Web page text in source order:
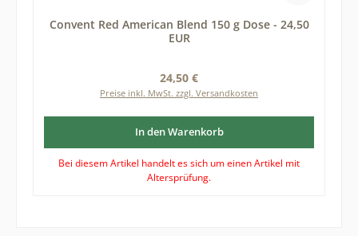
Convent Red American Blend 150 g Dose - 24,50
EUR
Regulärer Preis:
24,50 €
Preise inkl. MwSt. zzgl. Versandkosten
In den Warenkorb
Bei diesem Artikel handelt es sich um einen Artikel mit
Altersprüfung.